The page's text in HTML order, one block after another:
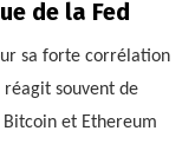
de la Fed
sa forte corrélation
souvent de
et Ethereum